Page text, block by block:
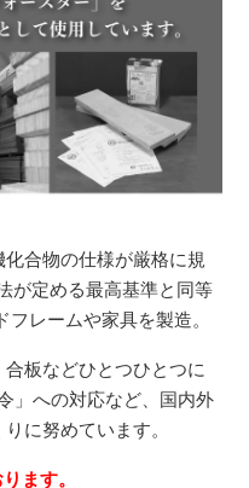
合物の仕様が厳格に規
が定める最高基準と同等
レームや家具を製造。
板などひとつひとつに
」への対応など、国内外
に努めています。
ます。